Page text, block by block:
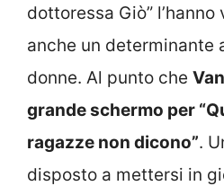
dottoressa Giò”
anche un determinante
donne. Al punto che
grande schermo per
ragazze non dicono”.
disposto a mettersi in